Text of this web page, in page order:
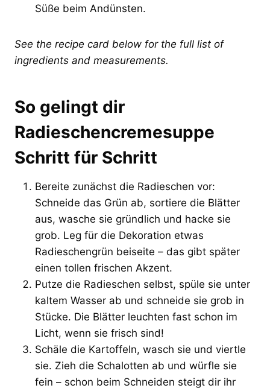
Süße beim Andünsten.
See the recipe card below for the full list of
ingredients and measurements.
So gelingt dir
Radieschencremesuppe
Schritt für Schritt
Bereite zunächst die Radieschen vor:
Schneide das Grün ab, sortiere die Blätter
aus, wasche sie gründlich und hacke sie
grob. Leg für die Dekoration etwas
Radieschengrün beiseite – das gibt später
einen tollen frischen Akzent.
Putze die Radieschen selbst, spüle sie unter
kaltem Wasser ab und schneide sie grob in
Stücke. Die Blätter leuchten fast schon im
Licht, wenn sie frisch sind!
Schäle die Kartoffeln, wasch sie und viertle
sie. Zieh die Schalotten ab und würfle sie
fein – schon beim Schneiden steigt dir ihr